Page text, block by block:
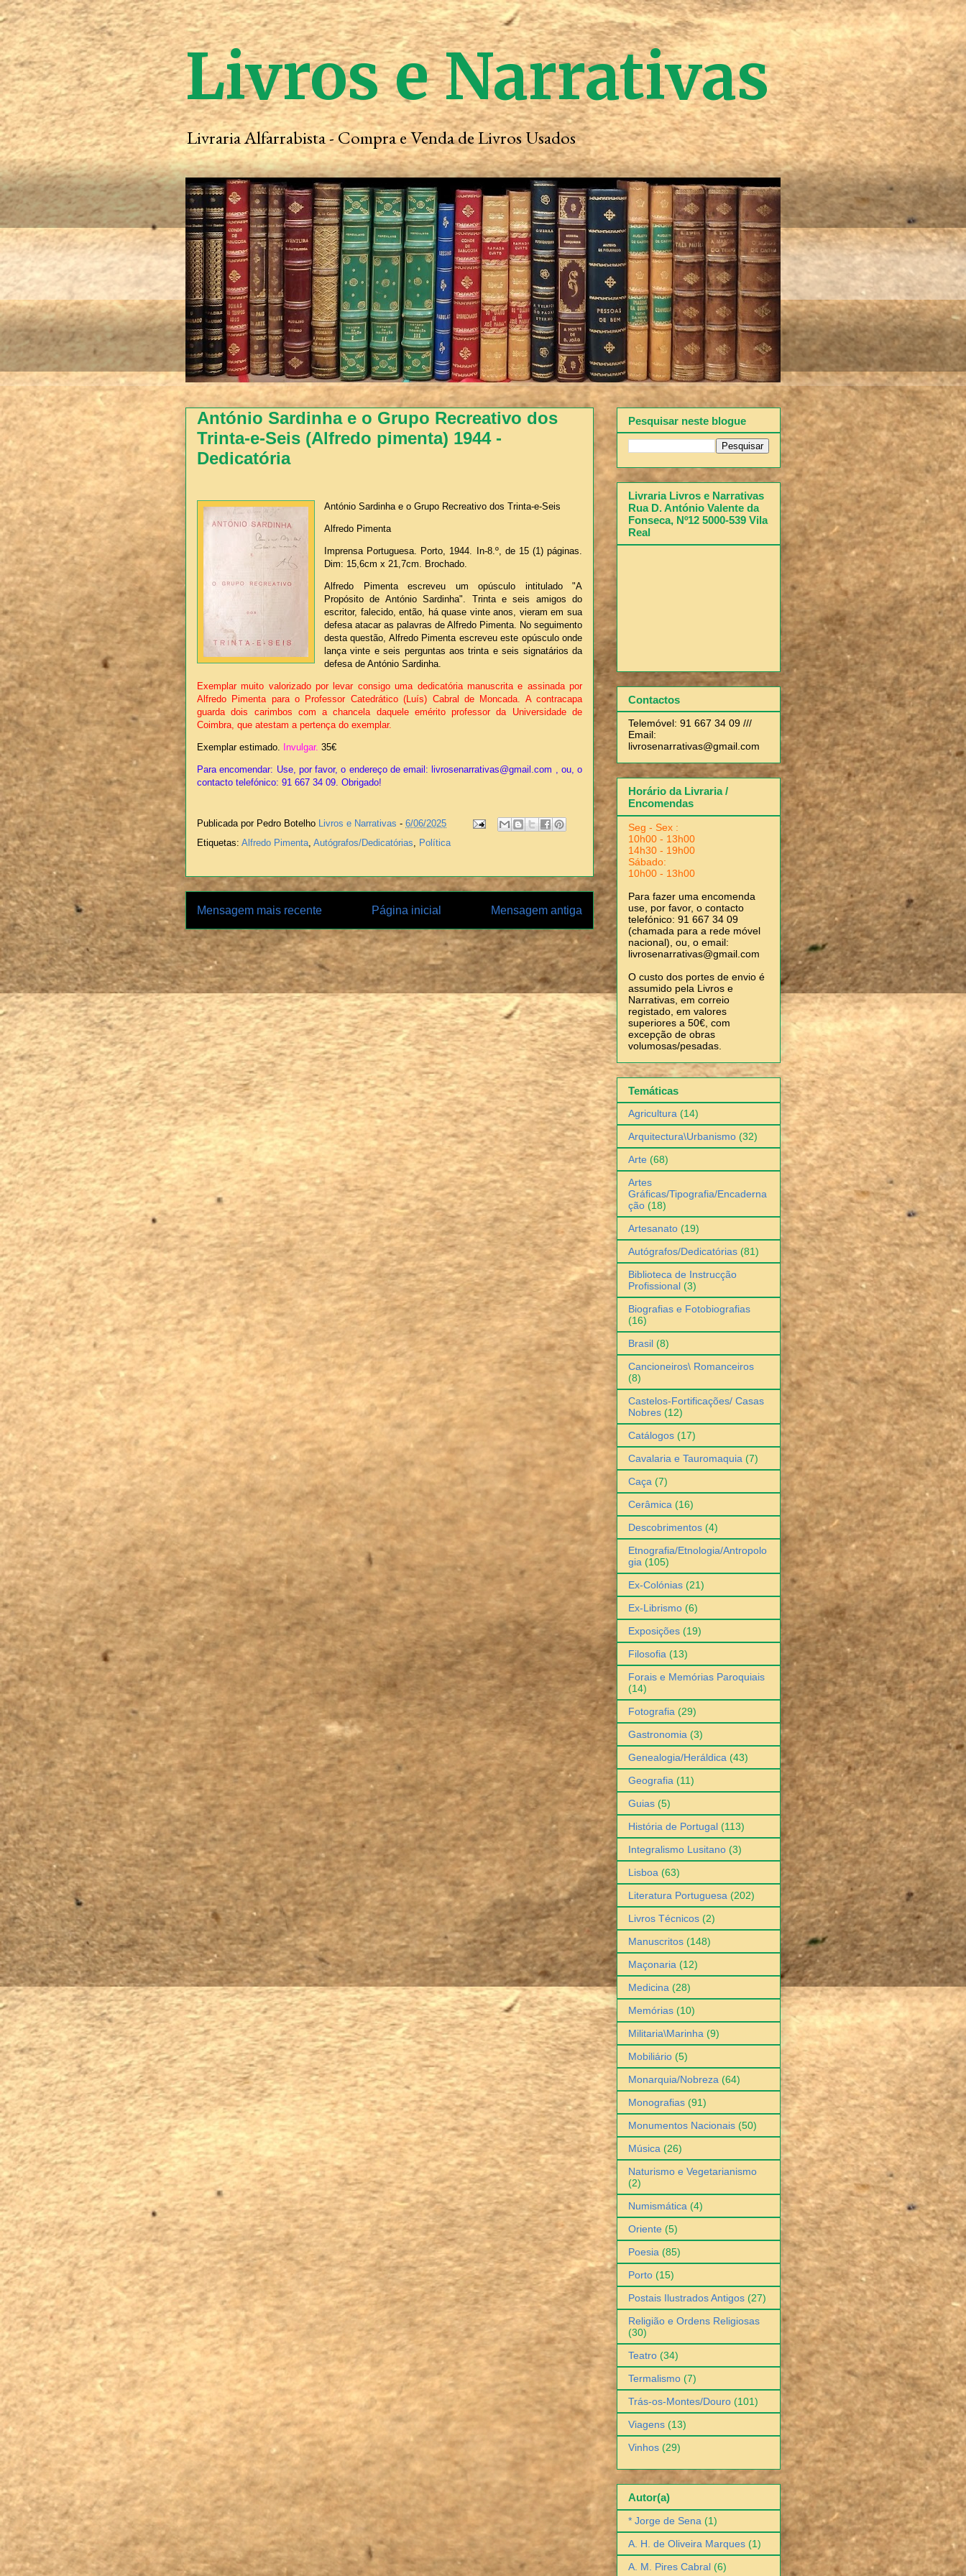
Livros e Narrativas
Livraria Alfarrabista - Compra e Venda de Livros Usados
António Sardinha e o Grupo Recreativo dos
Trinta-e-Seis (Alfredo pimenta) 1944 -
Dedicatória
António Sardinha e o Grupo Recreativo dos Trinta-e-Seis
Alfredo Pimenta
Imprensa Portuguesa. Porto, 1944. In-8.º, de 15 (1) páginas.
Dim: 15,6cm x 21,7cm. Brochado.
Alfredo Pimenta escreveu um opúsculo intitulado "A
Propósito de António Sardinha". Trinta e seis amigos do
escritor, falecido, então, há quase vinte anos, vieram em sua
defesa atacar as palavras de Alfredo Pimenta. No seguimento
desta questão, Alfredo Pimenta escreveu este opúsculo onde
lança vinte e seis perguntas aos trinta e seis signatários da
defesa de António Sardinha.
Exemplar muito valorizado por levar consigo uma dedicatória manuscrita e assinada por
Alfredo Pimenta para o Professor Catedrático (Luís) Cabral de Moncada. A contracapa
guarda dois carimbos com a chancela daquele emérito professor da Universidade de
Coimbra, que atestam a pertença do exemplar.
Exemplar estimado. Invulgar. 35€
Para encomendar: Use, por favor, o endereço de email: livrosenarrativas@gmail.com , ou, o
contacto telefónico: 91 667 34 09. Obrigado!
Publicada por Pedro Botelho Livros e Narrativas - 6/06/2025
Etiquetas: Alfredo Pimenta Autógrafos/Dedicatórias Política
Mensagem mais recente Mensagem antiga
Página inicial
Pesquisar neste blogue
Livraria Livros e Narrativas
Rua D. António Valente da
Fonseca, Nº12 5000-539 Vila
Real
Contactos
Telemóvel: 91 667 34 09 ///
Email:
livrosenarrativas@gmail.com
Horário da Livraria /
Encomendas
Seg - Sex :
10h00 - 13h00
14h30 - 19h00
Sábado:
10h00 - 13h00
Para fazer uma encomenda
use, por favor, o contacto
telefónico: 91 667 34 09
(chamada para a rede móvel
nacional), ou, o email:
livrosenarrativas@gmail.com
O custo dos portes de envio é
assumido pela Livros e
Narrativas, em correio
registado, em valores
superiores a 50€, com
excepção de obras
volumosas/pesadas.
Temáticas
Agricultura (14)
Arquitectura\Urbanismo (32)
Arte (68)
Artes
Gráficas/Tipografia/Encaderna
ção (18)
Artesanato (19)
Autógrafos/Dedicatórias (81)
Biblioteca de Instrucção
Profissional (3)
Biografias e Fotobiografias
(16)
Brasil (8)
Cancioneiros\ Romanceiros
(8)
Castelos-Fortificações/ Casas
Nobres (12)
Catálogos (17)
Cavalaria e Tauromaquia (7)
Caça (7)
Cerâmica (16)
Descobrimentos (4)
Etnografia/Etnologia/Antropolo
gia (105)
Ex-Colónias (21)
Ex-Librismo (6)
Exposições (19)
Filosofia (13)
Forais e Memórias Paroquiais
(14)
Fotografia (29)
Gastronomia (3)
Genealogia/Heráldica (43)
Geografia (11)
Guias (5)
História de Portugal (113)
Integralismo Lusitano (3)
Lisboa (63)
Literatura Portuguesa (202)
Livros Técnicos (2)
Manuscritos (148)
Maçonaria (12)
Medicina (28)
Memórias (10)
Militaria\Marinha (9)
Mobiliário (5)
Monarquia/Nobreza (64)
Monografias (91)
Monumentos Nacionais (50)
Música (26)
Naturismo e Vegetarianismo
(2)
Numismática (4)
Oriente (5)
Poesia (85)
Porto (15)
Postais Ilustrados Antigos (27)
Religião e Ordens Religiosas
(30)
Teatro (34)
Termalismo (7)
Trás-os-Montes/Douro (101)
Viagens (13)
Vinhos (29)
Autor(a)
* Jorge de Sena (1)
A. H. de Oliveira Marques (1)
A. M. Pires Cabral (6)